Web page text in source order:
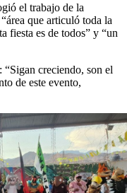
el trabajo de la
que articuló toda la
fiesta es de todos” y “un
“Sigan creciendo, son el
de este evento,